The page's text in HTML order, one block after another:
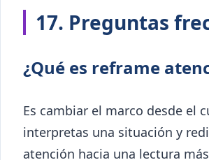
17. Preguntas
¿Qué es reframe
Es cambiar el marco desde el
interpretas una situación y
atención hacia una lectura